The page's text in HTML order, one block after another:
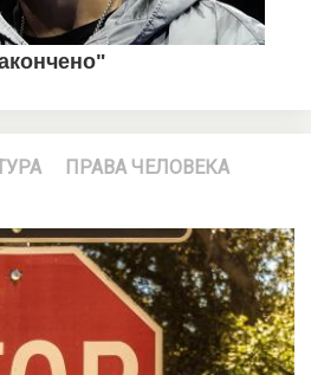
ПРАВА ЧЕЛОВЕКА